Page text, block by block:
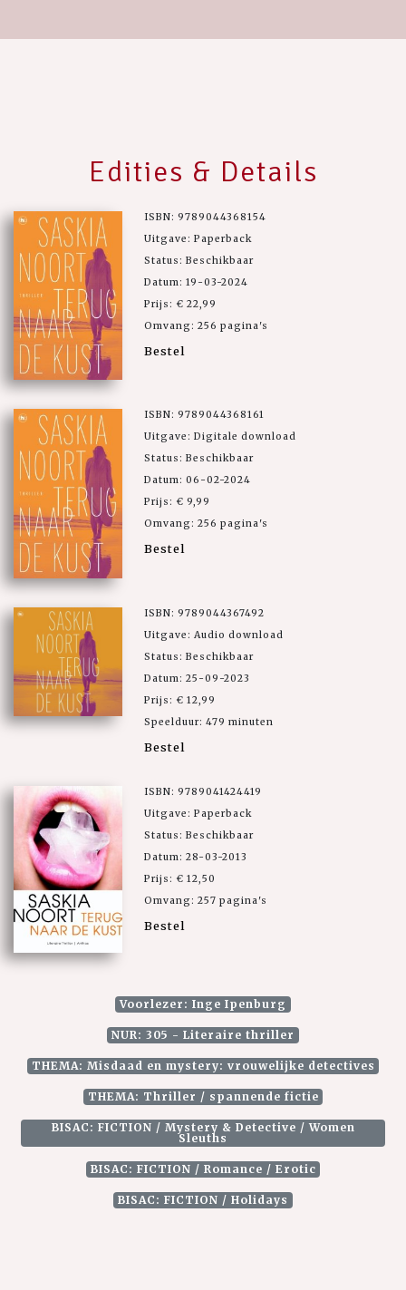
Edities & Details
ISBN: 9789044368154
Uitgave: Paperback
Status: Beschikbaar
Datum: 19-03-2024
Prijs: € 22,99
Omvang: 256 pagina's
Bestel
ISBN: 9789044368161
Uitgave: Digitale download
Status: Beschikbaar
Datum: 06-02-2024
Prijs: € 9,99
Omvang: 256 pagina's
Bestel
ISBN: 9789044367492
Uitgave: Audio download
Status: Beschikbaar
Datum: 25-09-2023
Prijs: € 12,99
Speelduur: 479 minuten
Bestel
ISBN: 9789041424419
Uitgave: Paperback
Status: Beschikbaar
Datum: 28-03-2013
Prijs: € 12,50
Omvang: 257 pagina's
Bestel
Voorlezer: Inge Ipenburg
NUR: 305 - Literaire thriller
THEMA: Misdaad en mystery: vrouwelijke detectives
THEMA: Thriller / spannende fictie
BISAC: FICTION / Mystery & Detective / Women
Sleuths
BISAC: FICTION / Romance / Erotic
BISAC: FICTION / Holidays